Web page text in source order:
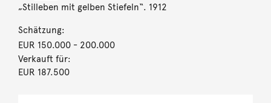
„Stilleben mit gelben Stiefeln“. 1912
Schätzung:
EUR 150.000- 200.000
Verkauft für:
EUR 187.500